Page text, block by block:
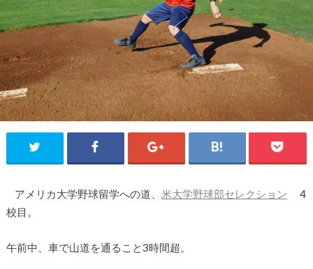
アメリカ大学野球留学への道、 米大学野球部セレクション 4
校目。
午前中、車で山道を通ること3時間超。